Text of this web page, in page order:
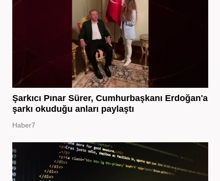
Şarkıcı Pınar Sürer, Cumhurbaşkanı Erdoğan'a
şarkı okuduğu anları paylaştı
Haber7